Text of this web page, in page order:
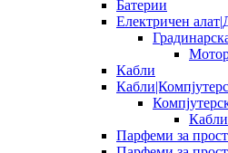
Батерии
Електричен
Кабли
Кабли
Парфеми за